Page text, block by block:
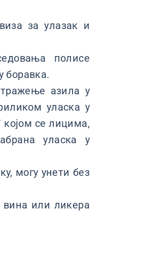
за улазак и
полисе
боравка.
тражење азила у
уласка у
се лицима,
уласка у
могу унети без
вина или ликера